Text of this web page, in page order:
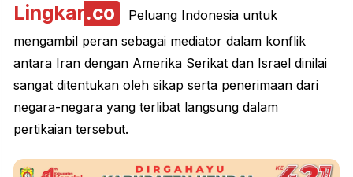
Lingkar.co
Peluang Indonesia untuk
mengambil peran sebagai mediator dalam konflik
antara Iran dengan Amerika Serikat dan Israel dinilai
sangat ditentukan oleh sikap serta penerimaan dari
negara-negara yang terlibat langsung dalam
pertikaian tersebut.